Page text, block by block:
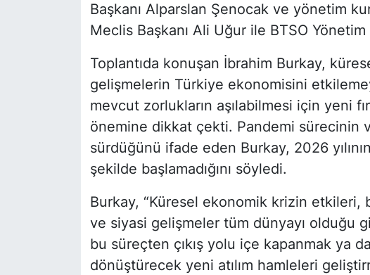
Başkanı Alparslan Şenocak ve yönetim
Meclis Başkanı Ali Uğur ile BTSO
Toplantıda konuşan İbrahim Burkay,
gelişmelerin Türkiye ekonomisini
mevcut zorlukların aşılabilmesi için yeni
önemine dikkat çekti. Pandemi sürecinin
sürdüğünü ifade eden Burkay, 2026
şekilde başlamadığını söyledi.
Burkay, “Küresel ekonomik krizin etkileri,
ve siyasi gelişmeler tüm dünyayı olduğu
bu süreçten çıkış yolu içe kapanmak ya
dönüştürecek yeni atılım hamleleri